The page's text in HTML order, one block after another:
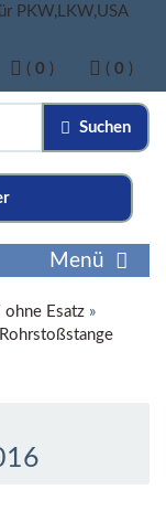
( 0 ) ( 0 )
Suchen
Menü
Esatz »